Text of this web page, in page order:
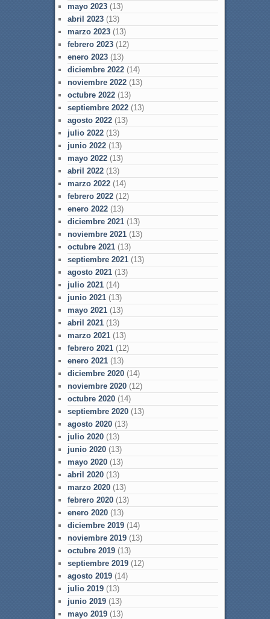
mayo 2023(13)
abril 2023(13)
marzo 2023(13)
febrero 2023(12)
enero 2023(13)
diciembre 2022(14)
noviembre 2022(13)
octubre 2022(13)
septiembre 2022(13)
agosto 2022(13)
julio 2022(13)
junio 2022(13)
mayo 2022(13)
abril 2022(13)
marzo 2022(14)
febrero 2022(12)
enero 2022(13)
diciembre 2021(13)
noviembre 2021(13)
octubre 2021(13)
septiembre 2021(13)
agosto 2021(13)
julio 2021(14)
junio 2021(13)
mayo 2021(13)
abril 2021(13)
marzo 2021(13)
febrero 2021(12)
enero 2021(13)
diciembre 2020(14)
noviembre 2020(12)
octubre 2020(14)
septiembre 2020(13)
agosto 2020(13)
julio 2020(13)
junio 2020(13)
mayo 2020(13)
abril 2020(13)
marzo 2020(13)
febrero 2020(13)
enero 2020(13)
diciembre 2019(14)
noviembre 2019(13)
octubre 2019(13)
septiembre 2019(12)
agosto 2019(14)
julio 2019(13)
junio 2019(13)
mayo 2019(13)